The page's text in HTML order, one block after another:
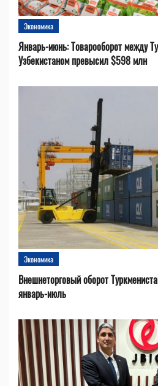
Экономика
Январь-июнь: Товарооборот между
Узбекистаном превысил $598 млн
Экономика
Внешнеторговый оборот
январь-июль